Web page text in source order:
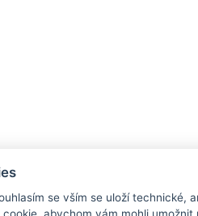
Reklama Podmínky používání
se vším se uloží technické,